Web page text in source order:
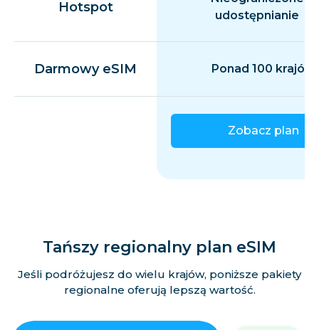
Hotspot
udostępnianie
Darmowy eSIM Ponad 100 krajów
Zobacz plan
Tańszy regionalny plan eSIM
Jeśli podróżujesz do wielu krajów, poniższe pakiety
regionalne oferują lepszą wartość.